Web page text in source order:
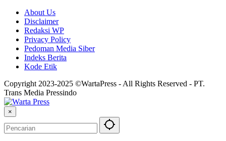
About Us
Disclaimer
Redaksi WP
Privacy Policy
Pedoman Media Siber
Indeks Berita
Kode Etik
Copyright 2023-2025 ©WartaPress - All Rights Reserved - PT.
Trans Media Pressindo
×